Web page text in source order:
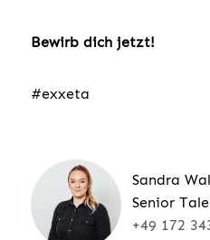
Bewirb dich jetzt!
#exxeta
Sandra
Senior
+49 172